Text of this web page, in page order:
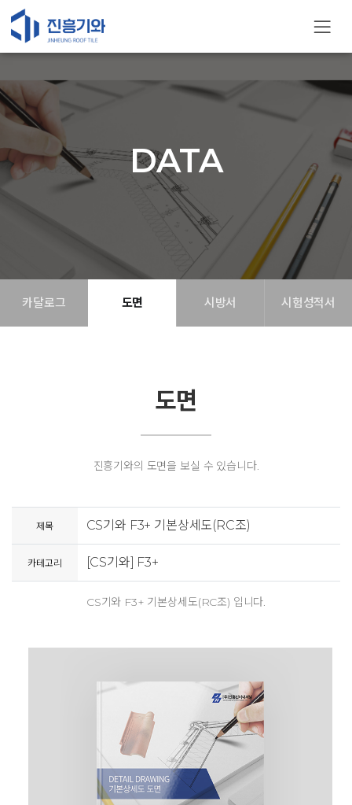
DATA
카달로그 도면 시방서 시험성적서
도면
진흥기와의 도면을 보실 수 있습니다.
제목 CS기와 F3+ 기본상세도(RC조)
카테고리 [CS기와] F3+
CS기와 F3+ 기본상세도(RC조) 입니다.